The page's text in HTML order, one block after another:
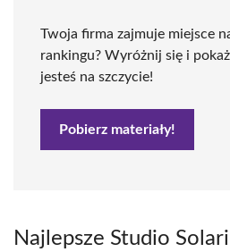
Twoja firma zajmuje miejsce
rankingu? Wyróżnij się i
jesteś na szczycie!
Pobierz materiały!
Najlepsze Studio